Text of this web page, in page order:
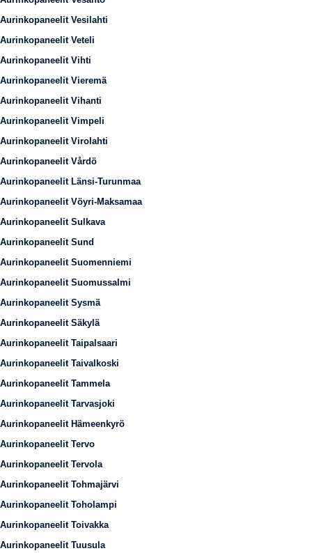
Aurinkopaneelit Vesilahti
Aurinkopaneelit Veteli
Aurinkopaneelit Vihti
Aurinkopaneelit Vieremä
Aurinkopaneelit Vihanti
Aurinkopaneelit Vimpeli
Aurinkopaneelit Virolahti
Aurinkopaneelit Vårdö
Aurinkopaneelit Länsi-Turunmaa
Aurinkopaneelit Vöyri-Maksamaa
Aurinkopaneelit Sulkava
Aurinkopaneelit Sund
Aurinkopaneelit Suomenniemi
Aurinkopaneelit Suomussalmi
Aurinkopaneelit Sysmä
Aurinkopaneelit Säkylä
Aurinkopaneelit Taipalsaari
Aurinkopaneelit Taivalkoski
Aurinkopaneelit Tammela
Aurinkopaneelit Tarvasjoki
Aurinkopaneelit Hämeenkyrö
Aurinkopaneelit Tervo
Aurinkopaneelit Tervola
Aurinkopaneelit Tohmajärvi
Aurinkopaneelit Toholampi
Aurinkopaneelit Toivakka
Aurinkopaneelit Tuusula